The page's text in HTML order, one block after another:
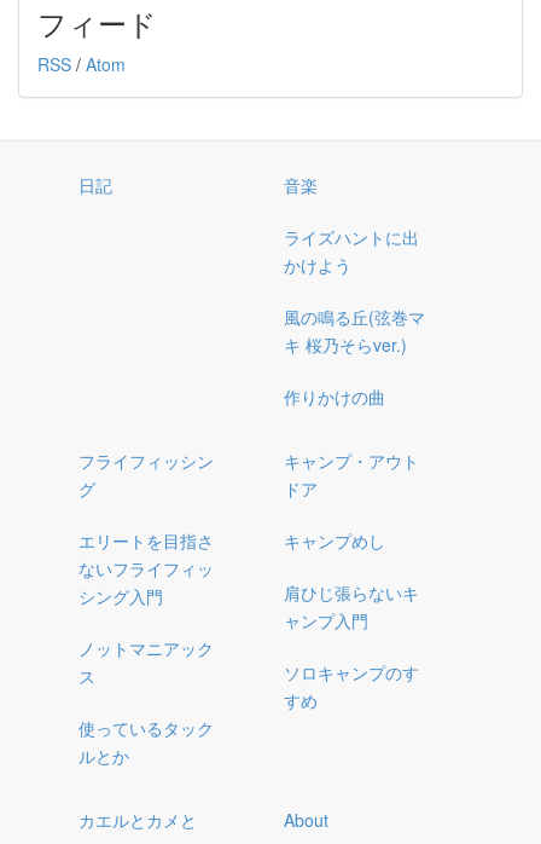
フィード
RSS / Atom
日記 音楽
ライズハントに出
かけよう
風の鳴る丘(弦巻マ
キ 桜乃そらver.)
作りかけの曲
フライフィッシン
グ
エリートを目指さ
ないフライフィッ
シング入門
ノットマニアック
ス
使っているタック
ルとか
キャンプ・アウト
ドア
キャンプめし
肩ひじ張らないキ
ャンプ入門
ソロキャンプのす
すめ
カエルとカメと About